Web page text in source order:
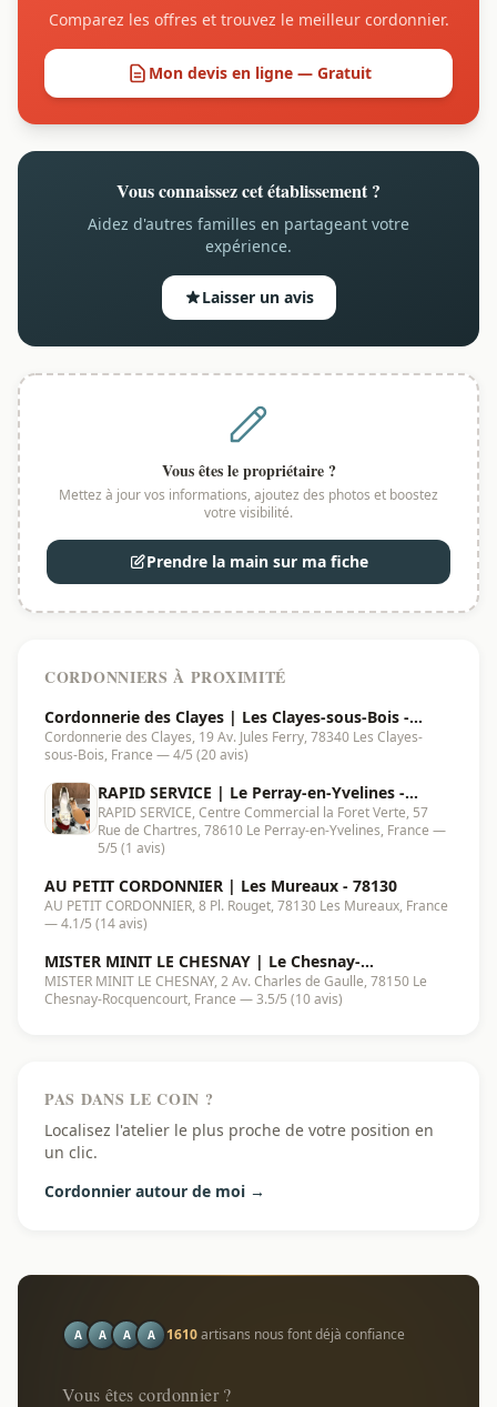
Comparez les offres et trouvez le meilleur cordonnier.
Mon devis en ligne — Gratuit
Vous connaissez cet établissement ?
Aidez d'autres familles en partageant votre
expérience.
Laisser un avis
Vous êtes le propriétaire ?
Mettez à jour vos informations, ajoutez des photos et boostez
votre visibilité.
Prendre la main sur ma fiche
CORDONNIERS À PROXIMITÉ
Cordonnerie des Clayes | Les Clayes-sous-Bois -
78340
Cordonnerie des Clayes, 19 Av. Jules Ferry, 78340 Les Clayes-
sous-Bois, France — 4/5 (20 avis)
RAPID SERVICE | Le Perray-en-Yvelines -
78610
RAPID SERVICE, Centre Commercial la Foret Verte, 57
Rue de Chartres, 78610 Le Perray-en-Yvelines, France —
5/5 (1 avis)
AU PETIT CORDONNIER | Les Mureaux - 78130
AU PETIT CORDONNIER, 8 Pl. Rouget, 78130 Les Mureaux, France
— 4.1/5 (14 avis)
MISTER MINIT LE CHESNAY | Le Chesnay-
Rocquencourt - 78150
MISTER MINIT LE CHESNAY, 2 Av. Charles de Gaulle, 78150 Le
Chesnay-Rocquencourt, France — 3.5/5 (10 avis)
PAS DANS LE COIN ?
Localisez l'atelier le plus proche de votre position en
un clic.
Cordonnier autour de moi →
A A A A 1610artisans nous font déjà confiance
Vous êtes cordonnier ?